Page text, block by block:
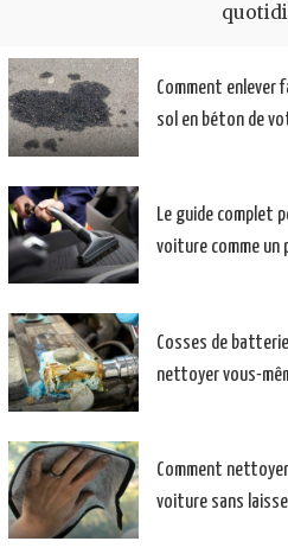
Comment enlever
sol en béton de
Le guide complet
voiture comme un
Cosses de
nettoyer vous-
Comment
voiture sans